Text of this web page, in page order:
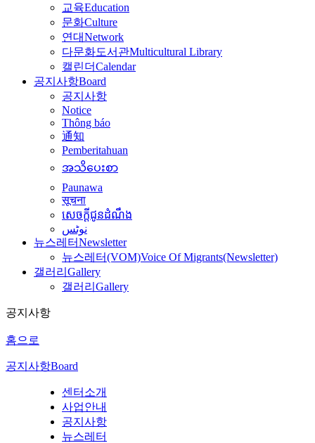
교육Education
문화Culture
연대Network
다문화도서관Multicultural Library
캘린더Calendar
공지사항Board
공지사항
Notice
Thông báo
通知
Pemberitahuan
အသိပေးစာ
Paunawa
सूचना
សេចក្តីជូនដំណឹង
نوٹس
뉴스레터Newsletter
뉴스레터(VOM)Voice Of Migrants(Newsletter)
갤러리 Gallery
갤러리 Gallery
공지사항
홈으로
공지사항Board
센터소개
사업안내
공지사항
뉴스레터